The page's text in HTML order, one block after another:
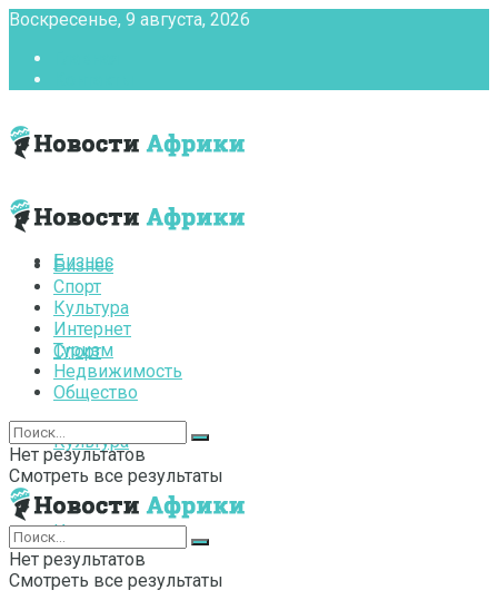
Воскресенье, 9 августа, 2026
Бизнес
Спорт
Культура
Интернет
Бизнес
Спорт
Культура
Интернет
Туризм
Недвижимость
Общество
Нет результатов
Смотреть все результаты
Нет результатов
Смотреть все результаты